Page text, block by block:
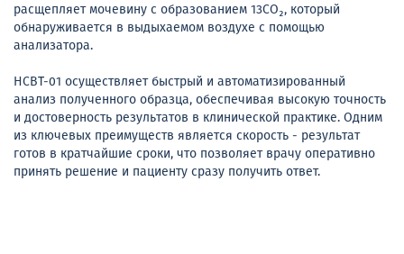
расщепляет мочевину с образованием 13CO₂, который
обнаруживается в выдыхаемом воздухе с помощью
анализатора.
HCBT-01 осуществляет быстрый и автоматизированный
анализ полученного образца, обеспечивая высокую точность
и достоверность результатов в клинической практике. Одним
из ключевых преимуществ является скорость - результат
готов в кратчайшие сроки, что позволяет врачу оперативно
принять решение и пациенту сразу получить ответ.